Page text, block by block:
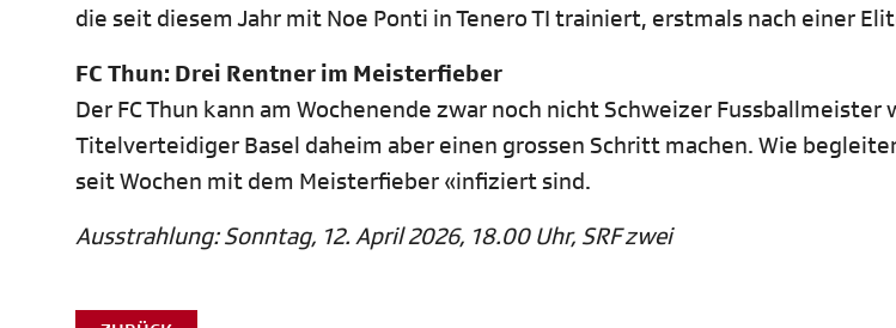
die seit diesem Jahr mit Noe Ponti in Tenero TI trainiert, erstmals nach einer
FC Thun: Drei Rentner im Meisterfieber
Der FC Thun kann am Wochenende zwar noch nicht Schweizer Fussballmeister
Titelverteidiger Basel daheim aber einen grossen Schritt machen. Wie
seit Wochen mit dem Meisterfieber «infiziert sind.
Ausstrahlung: Sonntag, 12. April 2026, 18.00 Uhr, SRF zwei